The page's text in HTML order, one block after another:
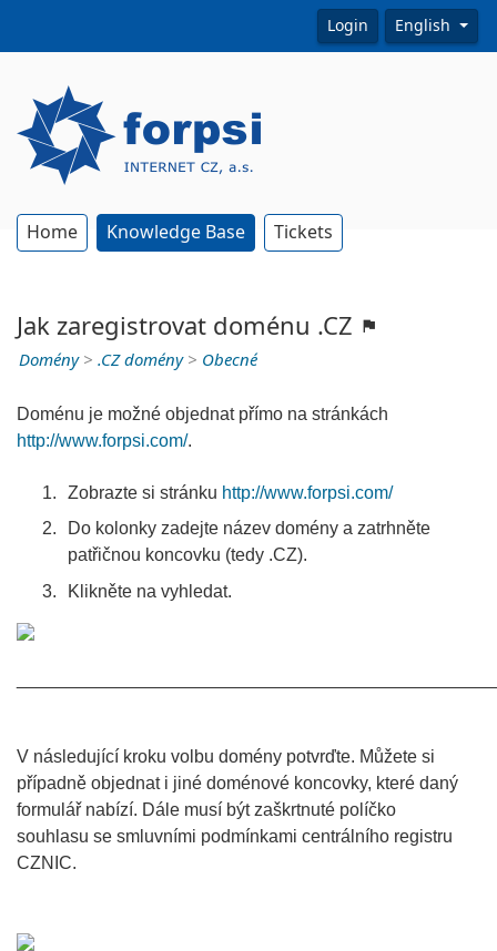
Login English
Home Knowledge Base Tickets
Jak zaregistrovat doménu .CZ
Domény> .CZ domény> Obecné
Doménu je možné objednat přímo na stránkách
http://www.forpsi.com/.
Zobrazte si stránku http://www.forpsi.com/
Do kolonky zadejte název domény a zatrhněte
patřičnou koncovku (tedy .CZ).
Klikněte na vyhledat.
V následující kroku volbu domény potvrďte. Můžete si
případně objednat i jiné doménové koncovky, které daný
formulář nabízí. Dále musí být zaškrtnuté políčko
souhlasu se smluvními podmínkami centrálního registru
CZNIC.